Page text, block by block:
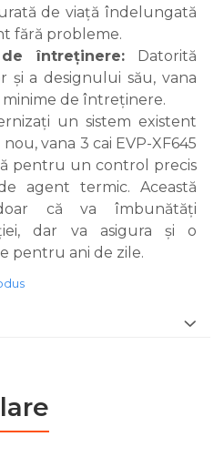
de viață îndelungată
fără probleme.
întreținere:Datorită
și a designului său, vana
de întreținere.
un sistem existent
vana 3 cai EVP-XF645
pentru un control precis
agent termic. Această
că va îmbunătăți
dar va asigura și o
pentru ani de zile.